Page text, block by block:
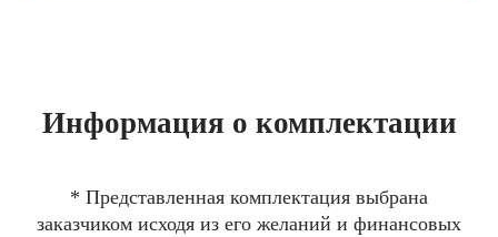
Информация о комплектации
* Представленная комплектация выбрана
заказчиком исходя из его желаний и финансовых